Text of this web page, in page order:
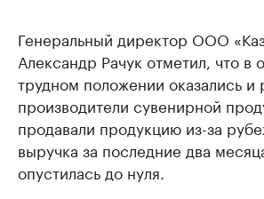
Генеральный директор ООО
Александр Рачук отметил, что в
трудном положении оказались и
производители сувенирной
продавали продукцию из-за
выручка за последние два
опустилась до нуля.